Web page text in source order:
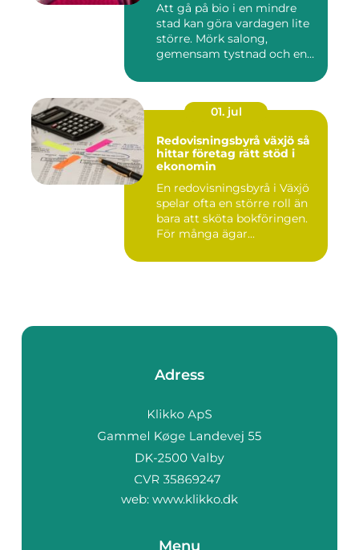
Att gå på bio i en mindre
stad kan göra vardagen lite
större. Mörk salong,
gemensam tystnad och en
01. jul
Redovisningsbyrå växjö så
hittar företag rätt stöd i
ekonomin
En redovisningsbyrå i Växjö
spelar ofta en större roll än
bara att sköta bokföringen.
För många ägar...
Adress
web: www.klikko.dk
Menu